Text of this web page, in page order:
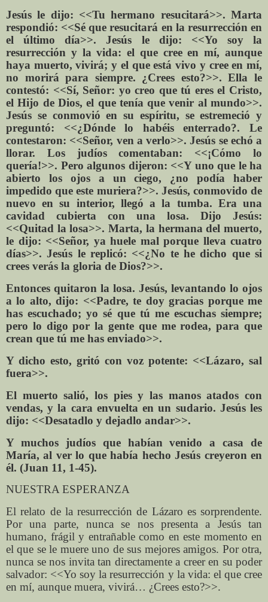
Jesús le dijo: <<Tu hermano resucitará>>. Marta
respondió: <<Sé que resucitará en la resurrección en
el último día>>. Jesús le dijo: <<Yo soy la
resurrección y la vida: el que cree en mí, aunque
haya muerto, vivirá; y el que está vivo y cree en mí,
no morirá para siempre. ¿Crees esto?>>. Ella le
contestó: <<Sí, Señor: yo creo que tú eres el Cristo,
el Hijo de Dios, el que tenía que venir al mundo>>.
Jesús se conmovió en su espíritu, se estremeció y
preguntó: <<¿Dónde lo habéis enterrado?. Le
contestaron: <<Señor, ven a verlo>>. Jesús se echó a
llorar. Los judíos comentaban: <<¡Cómo lo
quería!>>. Pero algunos dijeron: <<Y uno que le ha
abierto los ojos a un ciego, ¿no podía haber
impedido que este muriera?>>. Jesús, conmovido de
nuevo en su interior, llegó a la tumba. Era una
cavidad cubierta con una losa. Dijo Jesús:
<<Quitad la losa>>. Marta, la hermana del muerto,
le dijo: <<Señor, ya huele mal porque lleva cuatro
días>>. Jesús le replicó: <<¿No te he dicho que si
crees verás la gloria de Dios?>>.
Entonces quitaron la losa. Jesús, levantando lo ojos
a lo alto, dijo: <<Padre, te doy gracias porque me
has escuchado; yo sé que tú me escuchas siempre;
pero lo digo por la gente que me rodea, para que
crean que tú me has enviado>>.
Y dicho esto, gritó con voz potente: <<Lázaro, sal
fuera>>.
El muerto salió, los pies y las manos atados con
vendas, y la cara envuelta en un sudario. Jesús les
dijo: <<Desatadlo y dejadlo andar>>.
Y muchos judíos que habían venido a casa de
María, al ver lo que había hecho Jesús creyeron en
él. (Juan 11, 1-45).
NUESTRA ESPERANZA
El relato de la resurrección de Lázaro es sorprendente.
Por una parte, nunca se nos presenta a Jesús tan
humano, frágil y entrañable como en este momento en
el que se le muere uno de sus mejores amigos. Por otra,
nunca se nos invita tan directamente a creer en su poder
salvador: <<Yo soy la resurrección y la vida: el que cree
en mí, aunque muera, vivirá… ¿Crees esto?>>.